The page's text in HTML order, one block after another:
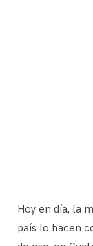
Hoy en día, la
país lo hacen